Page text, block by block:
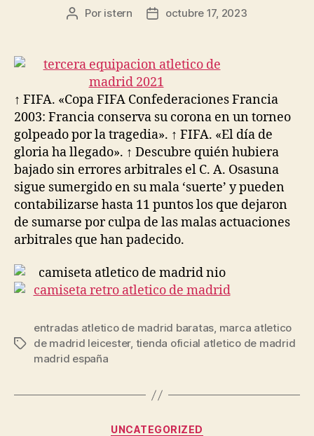
Autor
entrada
Por istern
Fecha
entrada
octubre 17, 2023
↑ FIFA. «Copa FIFA Confederaciones Francia
2003: Francia conserva su corona en un torneo
golpeado por la tragedia». ↑ FIFA. «El día de
gloria ha llegado». ↑ Descubre quién hubiera
bajado sin errores arbitrales el C. A. Osasuna
sigue sumergido en su mala ‘suerte’ y pueden
contabilizarse hasta 11 puntos los que dejaron
de sumarse por culpa de las malas actuaciones
arbitrales que han padecido.
Etiquetas
entradas atletico de madrid baratas, marca atletico
de madrid leicester, tienda oficial atletico de madrid
madrid españa
Categorías
UNCATEGORIZED